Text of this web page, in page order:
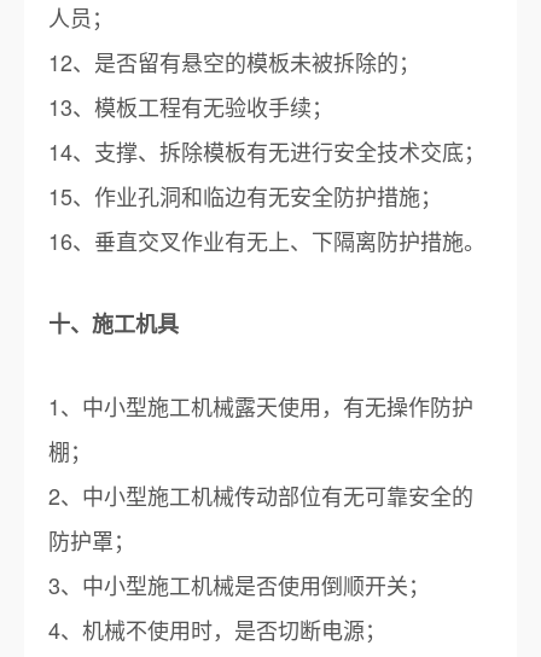
人员；
12、是否留有悬空的模板未被拆除的；
13、模板工程有无验收手续；
14、支撑、拆除模板有无进行安全技术交底；
15、作业孔洞和临边有无安全防护措施；
16、垂直交叉作业有无上、下隔离防护措施。
十、施工机具
1、中小型施工机械露天使用，有无操作防护
棚；
2、中小型施工机械传动部位有无可靠安全的
防护罩；
3、中小型施工机械是否使用倒顺开关；
4、机械不使用时，是否切断电源；